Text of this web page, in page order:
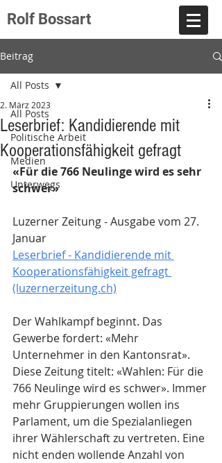
Rolf Bossart
Beitrag
All Posts
Politische Arbeit
Medien
Unterwegs
All Posts
Leserbrief: Kandidierende mit
Kooperationsfähigkeit gefragt
2. März 2023
«Für die 766 Neulinge wird es sehr
schwer»
Luzerner Zeitung - Ausgabe vom 27.
Januar
Leserbrief - Kandidierende mit
Kooperationsfähigkeit gefragt
(luzernerzeitung.ch)
Der Wahlkampf beginnt. Das
Gewerbe fordert: «Mehr
Unternehmer in den Kantonsrat».
Diese Zeitung titelt: «Wahlen: Für die
766 Neulinge wird es schwer». Immer
mehr Gruppierungen wollen ins
Parlament, um die Spezialanliegen
ihrer Wählerschaft zu vertreten. Eine
nicht enden wollende Anzahl von